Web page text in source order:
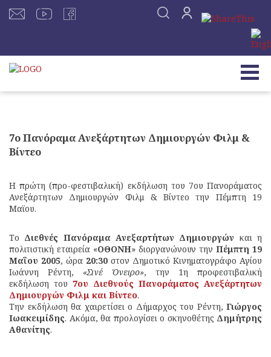
7ο Πανόραμα Ανεξάρτητων Δημιουργών Φιλμ &
Βίντεο
Η πρώτη (προ-φεστιβαλική) εκδήλωση του 7ου Πανοράματος
Ανεξάρτητων Δημιουργών Φιλμ & Βίντεο την Πέμπτη 19
Μαϊου.
Το Διεθνές Πανόραμα Ανεξαρτήτων Δημιουργών και η
πολιτιστική εταιρεία «ΟΘΟΝΗ» διοργανώνουν την Πέμπτη 19
Μαΐου 2005, ώρα 20:30 στον Δημοτικό Κινηματογράφο Αγίου
Ιωάννη Ρέντη, «Σινέ Όνειρο», την 1η προφεστιβαλική
εκδήλωση του 7ου Διεθνούς Πανοράματος Ανεξάρτητων
Δημιουργών Φιλμ και Βίντεο.
Την εκδήλωση θα χαιρετίσει ο Δήμαρχος του Ρέντη, Γιώργος
Ιωακειμίδης. Ακόμα, θα προλογίσει ο σκηνοθέτης Δημήτρης
Αθανίτης.